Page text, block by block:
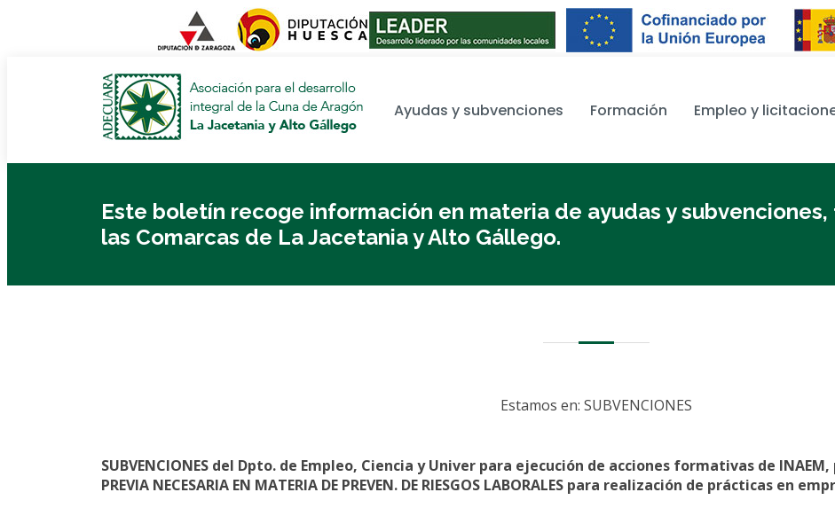
Ayudas y subvenciones Formación Empleo y
Este boletín recoge información en materia de ayudas y
las Comarcas de La Jacetania y Alto Gállego.
Estamos en: SUBVENCIONES
SUBVENCIONES del Dpto. de Empleo, Ciencia y Univer para ejecución de acciones formativas de INAEM,
PREVIA NECESARIA EN MATERIA DE PREVEN. DE RIESGOS LABORALES para realización de prácticas en